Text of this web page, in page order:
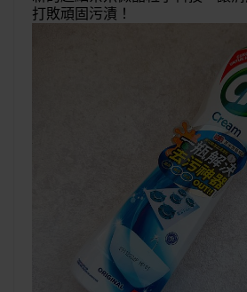
打敗頑固污漬！